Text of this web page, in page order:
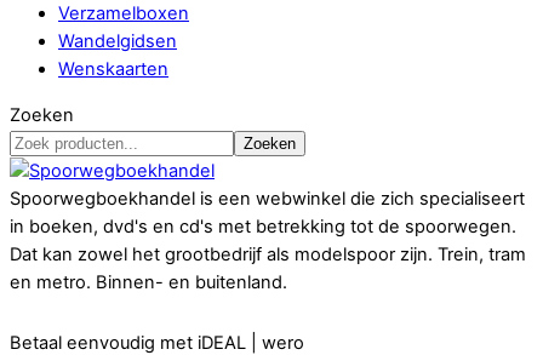
Verzamelboxen
Wandelgidsen
Wenskaarten
Zoeken
Zoeken
Spoorwegboekhandel is een webwinkel die zich specialiseert
in boeken, dvd's en cd's met betrekking tot de spoorwegen.
Dat kan zowel het grootbedrijf als modelspoor zijn. Trein, tram
en metro. Binnen- en buitenland.
Betaal eenvoudig met iDEAL | wero